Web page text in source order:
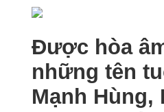
Được hòa
những tên
Mạnh Hùng,